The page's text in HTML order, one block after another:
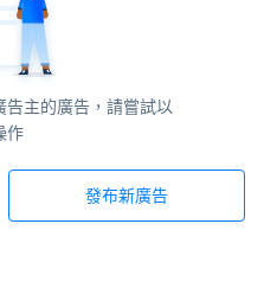
主的廣告，請嘗試以
作
發布新廣告